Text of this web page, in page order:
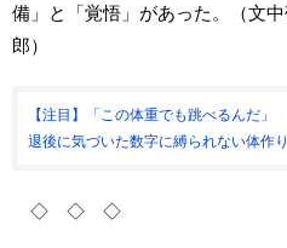
備」と「覚悟」があった。（文
郎）
【注目】「この体重でも跳べるんだ
退後に気づいた数字に縛られない体作
◇ ◇ ◇